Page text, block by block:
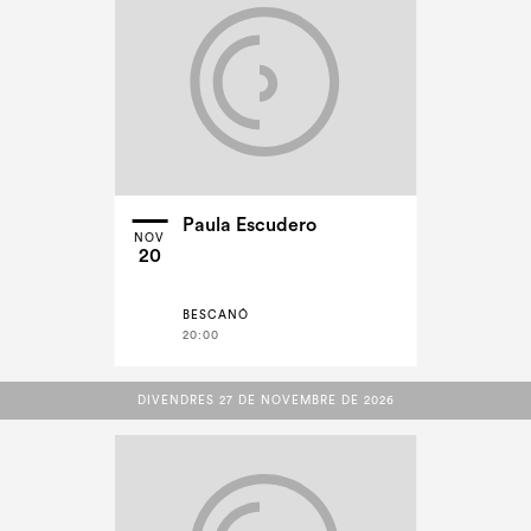
NOV
20
Paula Escudero
BESCANÓ
20:00
DIVENDRES 27 DE NOVEMBRE DE 2026
DIVENDRES 27 DE NOVEMBRE DE 2026